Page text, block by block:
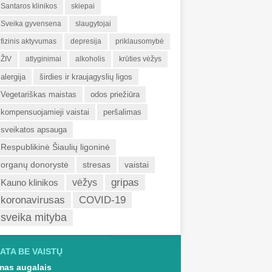
Santaros klinikos skiepai
Sveika gyvensena slaugytojai
fizinis aktyvumas depresija priklausomybė
ŽIV atlyginimai alkoholis krūties vėžys
alergija
širdies ir kraujagyslių ligos
Vegetariškas maistas
odos priežiūra
kompensuojamieji vaistai
peršalimas
sveikatos apsauga
Respublikinė Šiaulių ligoninė
organų donorystė
stresas vaistai
Kauno klinikos vėžys
gripas
koronavirusas
COVID-19
sveika mityba
BE VAISTŲ
augalais